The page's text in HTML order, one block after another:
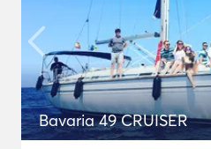
Bavaria 49 CRUISER